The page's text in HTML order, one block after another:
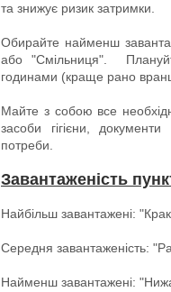
та знижує ризик затримки.
Обирайте найменш
або "Смільниця".
годинами (краще рано
Майте з собою все
засоби гігієни,
потреби.
Завантаженість
Найбільш завантажені:
Середня завантаженість:
Найменш завантажені: